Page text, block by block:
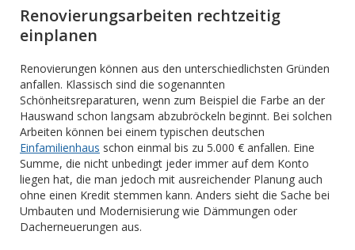
Renovierungsarbeiten rechtzeitig
einplanen
Renovierungen können aus den unterschiedlichsten Gründen
anfallen. Klassisch sind die sogenannten
Schönheitsreparaturen, wenn zum Beispiel die Farbe an der
Hauswand schon langsam abzubröckeln beginnt. Bei solchen
Arbeiten können bei einem typischen deutschen
Einfamilienhaus schon einmal bis zu 5.000 € anfallen. Eine
Summe, die nicht unbedingt jeder immer auf dem Konto
liegen hat, die man jedoch mit ausreichender Planung auch
ohne einen Kredit stemmen kann. Anders sieht die Sache bei
Umbauten und Modernisierung wie Dämmungen oder
Dacherneuerungen aus.